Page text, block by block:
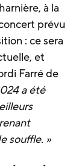
à la
prévu
: ce sera
et
Farré de
a été
souffle. »